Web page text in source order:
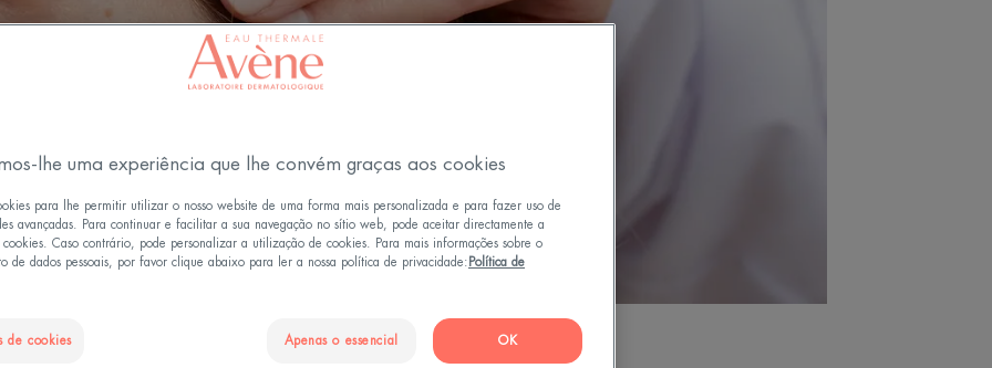
lhe uma experiência que lhe convém graças aos cookies
para lhe permitir utilizar o nosso website de uma forma mais personalizada e para fazer uso de
avançadas. Para continuar e facilitar a sua navegação no sítio web, pode aceitar directamente a
Caso contrário, pode personalizar a utilização de cookies. Para mais informações sobre o
de dados pessoais, por favor clique abaixo para ler a nossa política de privacidade: Política de
de cookies Apenas o essencial OK